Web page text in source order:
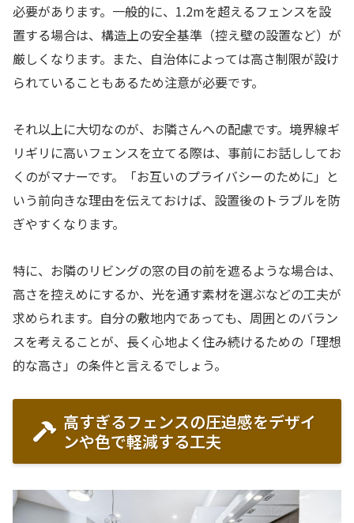
必要があります。一般的に、1.2mを超えるフェンスを設
置する場合は、構造上の安全基準（控え壁の設置など）が
厳しくなります。また、自治体によっては高さ制限が設け
られていることもあるため注意が必要です。
それ以上に大切なのが、お隣さんへの配慮です。境界線ギ
リギリに高いフェンスを立てる際は、事前にお話ししてお
くのがマナーです。「お互いのプライバシーのために」と
いう前向きな理由を伝えておけば、設置後のトラブルを防
ぎやすくなります。
特に、お隣のリビングの窓の目の前を遮るような場合は、
高さを控えめにするか、光を通す素材を選ぶなどの工夫が
求められます。自分の敷地内であっても、周囲とのバラン
スを考えることが、長く心地よく住み続けるための「理想
的な高さ」の条件と言えるでしょう。
高すぎるフェンスの圧迫感をデザイ
ンや色で軽減する工夫